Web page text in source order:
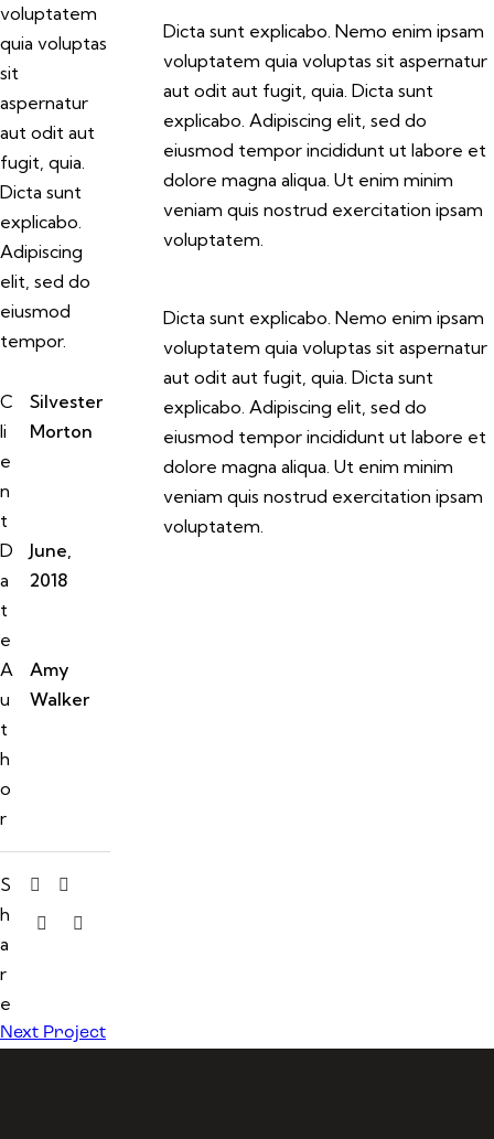
voluptatem
quia voluptas
sit
aspernatur
aut odit aut
fugit, quia.
Dicta sunt
explicabo.
Adipiscing
elit, sed do
eiusmod
tempor.
C
li
e
n
t
Silvester
Morton
D
a
t
e
June,
2018
A
u
t
h
o
r
Amy
Walker
S
h
a
r
e
Dicta sunt explicabo. Nemo enim ipsam
voluptatem quia voluptas sit aspernatur
aut odit aut fugit, quia. Dicta sunt
explicabo. Adipiscing elit, sed do
eiusmod tempor incididunt ut labore et
dolore magna aliqua. Ut enim minim
veniam quis nostrud exercitation ipsam
voluptatem.
Dicta sunt explicabo. Nemo enim ipsam
voluptatem quia voluptas sit aspernatur
aut odit aut fugit, quia. Dicta sunt
explicabo. Adipiscing elit, sed do
eiusmod tempor incididunt ut labore et
dolore magna aliqua. Ut enim minim
veniam quis nostrud exercitation ipsam
voluptatem.
Next Project